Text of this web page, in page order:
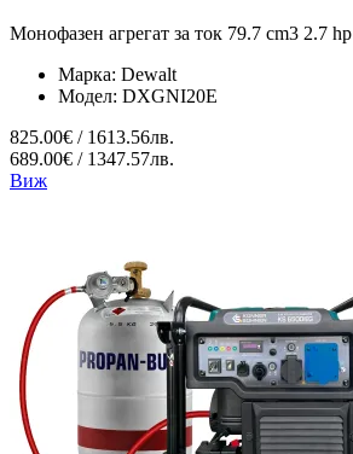
Монофазен агрегат за ток 79.7 cm3 2.7 hp
Марка: Dewalt
Модел: DXGNI20E
825.00€ / 1613.56лв.
689.00€ / 1347.57лв.
Виж